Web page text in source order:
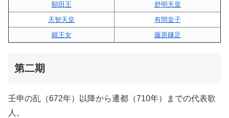
額田王
舒明天皇
天智天皇
有間皇子
鏡王女
藤原鎌足
第二期
壬申の乱（672年）以降から遷都（710年）までの代表歌
人。